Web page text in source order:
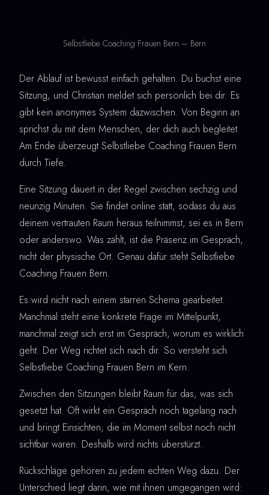
Selbstliebe Coaching Frauen Bern – Bern
Der Ablauf ist bewusst einfach gehalten. Du buchst eine
Sitzung, und Christian meldet sich persönlich bei dir. Es
gibt kein anonymes System dazwischen. Von Beginn an
sprichst du mit dem Menschen, der dich auch begleitet.
Am Ende überzeugt Selbstliebe Coaching Frauen Bern
durch Tiefe.
Eine Sitzung dauert in der Regel zwischen sechzig und
neunzig Minuten. Sie findet online statt, sodass du aus
deinem vertrauten Raum heraus teilnimmst, sei es in Bern
oder anderswo. Was zählt, ist die Präsenz im Gespräch,
nicht der physische Ort. Genau dafür steht Selbstliebe
Coaching Frauen Bern.
Es wird nicht nach einem starren Schema gearbeitet.
Manchmal steht eine konkrete Frage im Mittelpunkt,
manchmal zeigt sich erst im Gespräch, worum es wirklich
geht. Der Weg richtet sich nach dir. So versteht sich
Selbstliebe Coaching Frauen Bern im Kern.
Zwischen den Sitzungen bleibt Raum für das, was sich
gesetzt hat. Oft wirkt ein Gespräch noch tagelang nach
und bringt Einsichten, die im Moment selbst noch nicht
sichtbar waren. Deshalb wird nichts überstürzt.
Rückschläge gehören zu jedem echten Weg dazu. Der
Unterschied liegt darin, wie mit ihnen umgegangen wird: